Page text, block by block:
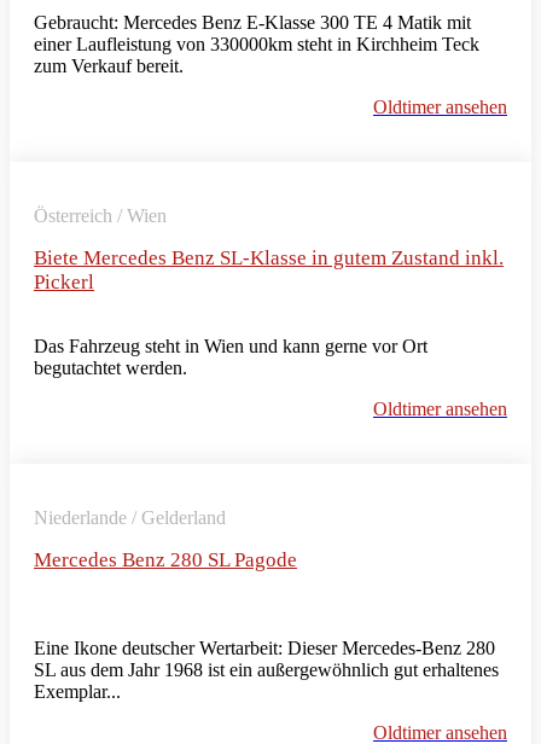
Gebraucht: Mercedes Benz E-Klasse 300 TE 4 Matik mit
einer Laufleistung von 330000km steht in Kirchheim Teck
zum Verkauf bereit.
Oldtimer ansehen
Österreich / Wien
Biete Mercedes Benz SL-Klasse in gutem Zustand inkl.
Pickerl
Das Fahrzeug steht in Wien und kann gerne vor Ort
begutachtet werden.
Oldtimer ansehen
Niederlande / Gelderland
Mercedes Benz 280 SL Pagode
Eine Ikone deutscher Wertarbeit: Dieser Mercedes-Benz 280
SL aus dem Jahr 1968 ist ein außergewöhnlich gut erhaltenes
Exemplar...
Oldtimer ansehen